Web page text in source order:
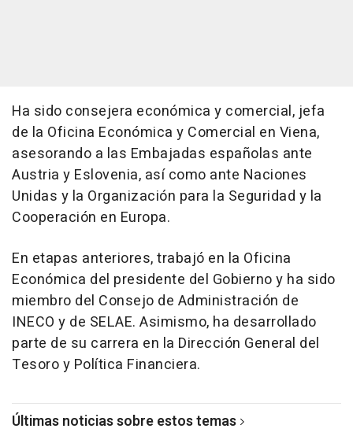
Ha sido consejera económica y comercial, jefa
de la Oficina Económica y Comercial en Viena,
asesorando a las Embajadas españolas ante
Austria y Eslovenia, así como ante Naciones
Unidas y la Organización para la Seguridad y la
Cooperación en Europa.
En etapas anteriores, trabajó en la Oficina
Económica del presidente del Gobierno y ha sido
miembro del Consejo de Administración de
INECO y de SELAE. Asimismo, ha desarrollado
parte de su carrera en la Dirección General del
Tesoro y Política Financiera.
Últimas noticias sobre estos temas